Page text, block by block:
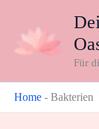
springen
Für
Home - Bakterien